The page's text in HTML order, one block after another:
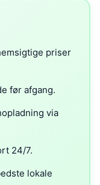
priser
før afgang.
via
24/7.
lokale